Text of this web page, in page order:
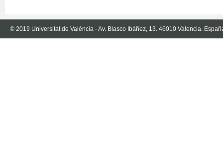
© 2019 Universitat de València - Av. Blasco Ibáñez, 13. 46010 Valencia.